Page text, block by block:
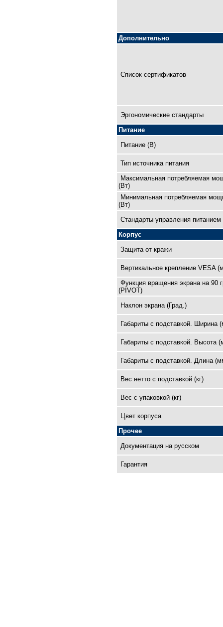
Дополнительно
Список сертификатов
Эргономические стандарты
Питание
Питание (В)
Тип источника питания
Максимальная потребляемая
(Вт)
Минимальная потребляемая
(Вт)
Cтандарты управления питанием
Корпус
Защита от кражи
Вертикальное крепление VESA
Функция вращения экрана на 90
(PIVOT)
Наклон экрана (Град.)
Габариты с подставкой. Ширина
Габариты с подставкой. Высота
Габариты с подставкой. Длина
Вес нетто с подставкой (кг)
Вес с упаковкой (кг)
Цвет корпуса
Прочее
Документация на русском
Гарантия